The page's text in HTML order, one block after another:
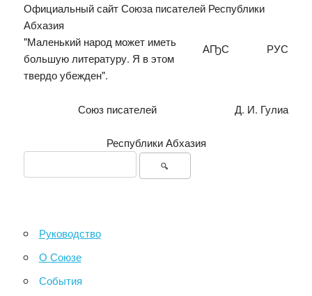
Официальный сайт Союза писателей Республики
Абхазия
АҦС
РУС
"Маленький народ может иметь
большую литературу. Я в этом
твердо убежден".
Д. И. Гулиа
Союз писателей
Республики Абхазия
Руководство
О Союзе
События